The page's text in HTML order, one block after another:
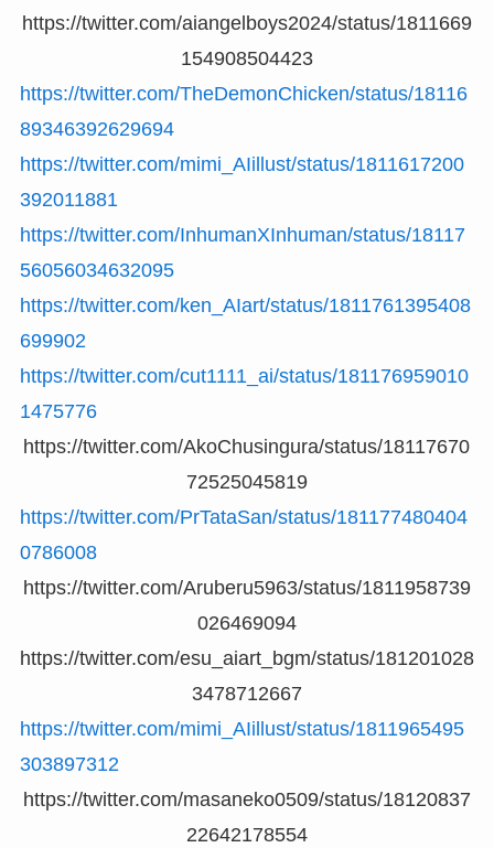
https://twitter.com/aiangelboys2024/status/1811669
154908504423
https://twitter.com/TheDemonChicken/status/18116
89346392629694
https://twitter.com/mimi_AIillust/status/1811617200
392011881
https://twitter.com/InhumanXInhuman/status/18117
56056034632095
https://twitter.com/ken_AIart/status/1811761395408
699902
https://twitter.com/cut1111_ai/status/181176959010
1475776
https://twitter.com/AkoChusingura/status/18117670
72525045819
https://twitter.com/PrTataSan/status/181177480404
0786008
https://twitter.com/Aruberu5963/status/1811958739
026469094
https://twitter.com/esu_aiart_bgm/status/181201028
3478712667
https://twitter.com/mimi_AIillust/status/1811965495
303897312
https://twitter.com/masaneko0509/status/18120837
22642178554